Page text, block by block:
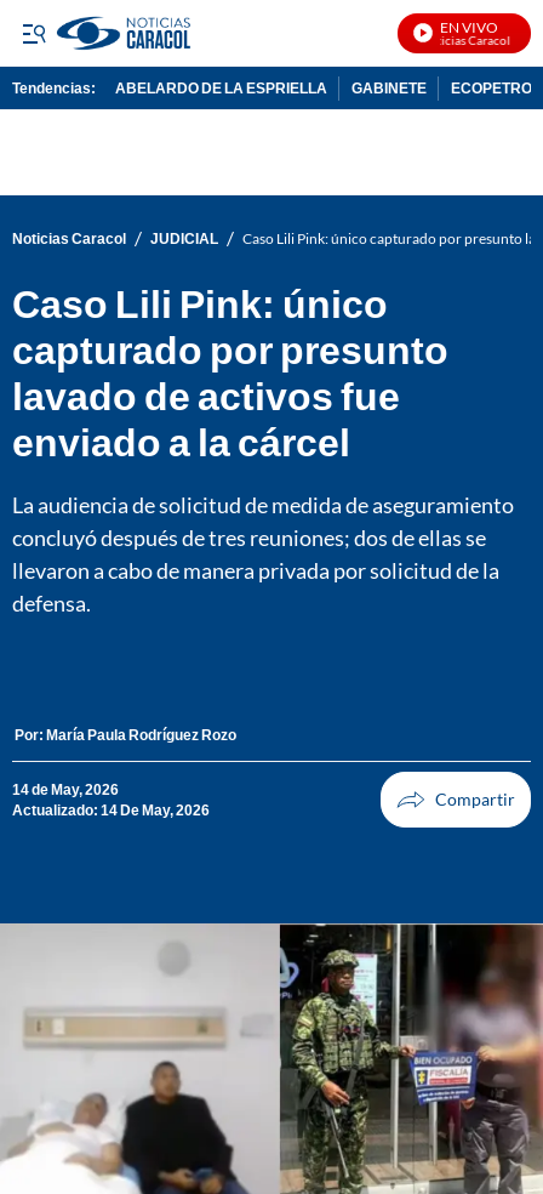
EN VIVO
Noticias Caracol En
Tendencias: ABELARDO DE LA ESPRIELLA GABINETE ECOPETROL
Noticias Caracol / JUDICIAL / Caso Lili Pink: único capturado por presunto
Caso Lili Pink: único
capturado por presunto
lavado de activos fue
enviado a la cárcel
La audiencia de solicitud de medida de aseguramiento
concluyó después de tres reuniones; dos de ellas se
llevaron a cabo de manera privada por solicitud de la
defensa.
Por: María Paula Rodríguez Rozo
14 de May, 2026
Actualizado: 14 De May, 2026